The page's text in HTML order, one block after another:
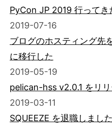
PyCon JP 2019 行って
2019-07-16
ブログのホスティング先
に移行した
2019-05-19
pelican-hss v2.0.1 をリ
2019-03-11
SQUEEZE を退職しました